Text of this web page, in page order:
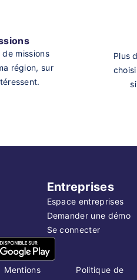
de missions
région, sur
Plus
Entreprises
Espace entreprises
Demander une démo
Se connecter
Mentions
Politique de